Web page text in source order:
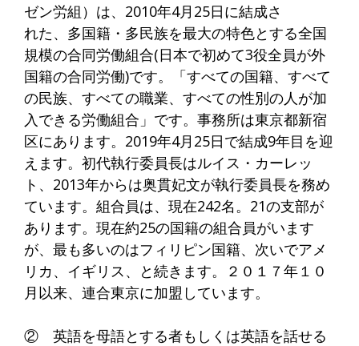
ゼン労組）は、2010年4月25日に結成さ
れた、多国籍・多民族を最大の特色とする全国
規模の合同労働組合(日本で初めて3役全員が外
国籍の合同労働)です。「すべての国籍、すべて
の民族、すべての職業、すべての性別の人が加
入できる労働組合」です。事務所は東京都新宿
区にあります。2019年4月25日で結成9年目を迎
えます。初代執行委員長はルイス・カーレッ
ト、2013年からは奥貫妃文が執行委員長を務め
ています。組合員は、現在242名。21の支部が
あります。現在約25の国籍の組合員がいます
が、最も多いのはフィリピン国籍、次いでアメ
リカ、イギリス、と続きます。２０１７年１０
月以来、連合東京に加盟しています。
② 英語を母語とする者もしくは英語を話せる